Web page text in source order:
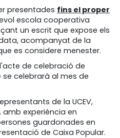
presentades fins el proper
escola cooperativa
un escrit que expose els
acompanyat de la
es considere menester.
de celebració de
se celebrarà al mes de
de la UCEV,
amb experiència en
guardonades en
de Caixa Popular.